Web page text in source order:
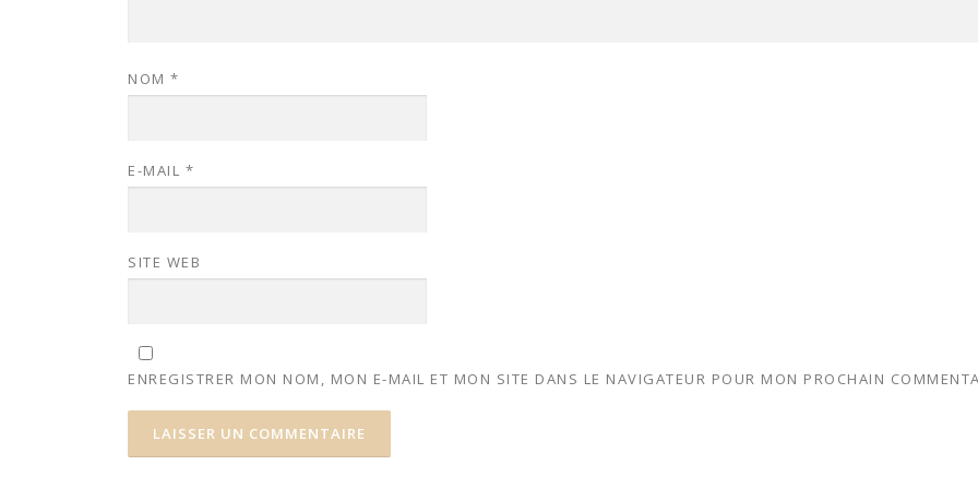
NOM *
E-MAIL *
SITE WEB
ENREGISTRER MON NOM, MON E-MAIL ET MON SITE DANS LE NAVIGATEUR POUR MON PROCHAIN